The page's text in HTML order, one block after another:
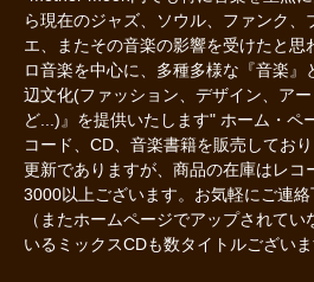
ら現在のジャズ、ソウル、ファンク、
エ、またその音楽の影響を受けたと思
ロ音楽を中心に、多種多様な『音楽』
辺文化(ファッション、デザイン、ア
ど...)』を提供いたします" ホーム・ペ
コード、CD、音楽書籍を販売してお
更新でありますが、商品の在庫はレコ
3000以上ございます。お気軽にご連絡
（またホームページでアップされて
いるミックスCDも数タイトルございま